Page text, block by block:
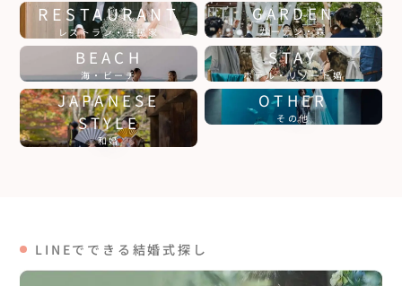
RESTAURANT
レストラン・古民家
GARDEN
ガーデン・森
BEACH
海・ビーチ
STAY
ホテル・リゾート婚
JAPANESE
STYLE
和婚
OTHER
その他
LINEでできる結婚式探し